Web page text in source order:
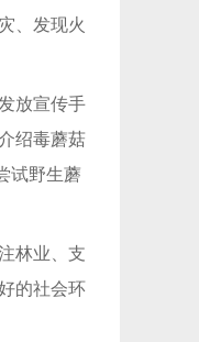
、发现火
放宣传手
绍毒蘑菇
试野生蘑
林业、支
的社会环